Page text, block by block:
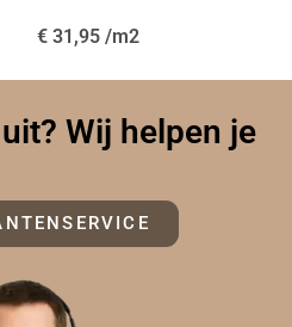
€ 31,95
Wij helpen je